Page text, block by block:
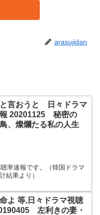
arasujidan
言おうと 日々ドラマ
20201125 秘密の
、燦爛たる私の人生
率速報です。（韓国ドラマ
結果より）
よ 等,日々ドラマ視聴
左利きの妻・